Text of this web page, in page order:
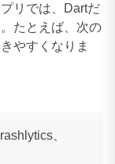
リでは、Dartだ
たとえば、次の
やすくなりま
、